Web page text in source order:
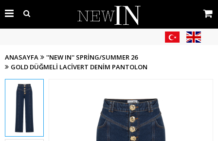
ANASAYFA
''NEW IN'' SPRING/SUMMER 26
GOLD DÜĞMELI LACIVERT DENIM PANTOLON